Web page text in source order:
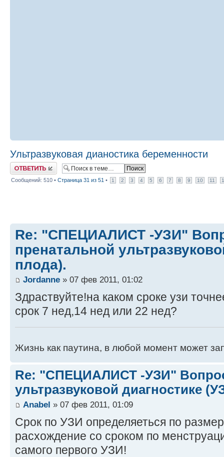
Ультразвуковая дианостика беременности
Ответить
Сообщений: 510 • Страница 31 из 51 • 1 2 3 4 5 6 7 8 9 10 11
Re: "СПЕЦИАЛИСТ -УЗИ"
пренатальной
плода).
Jordanne » 07 фев 2011, 01:02
Здраствуйте!на каком сроке узи
срок 7 нед,14 нед или 22 нед?
Жизнь как паутина, в любой момент может
Re: "СПЕЦИАЛИСТ -УЗИ"
ультразвуковой диагностике
Anabel » 07 фев 2011, 01:09
Срок по УЗИ определяеться по
расхождение со сроком по
самого первого УЗИ!